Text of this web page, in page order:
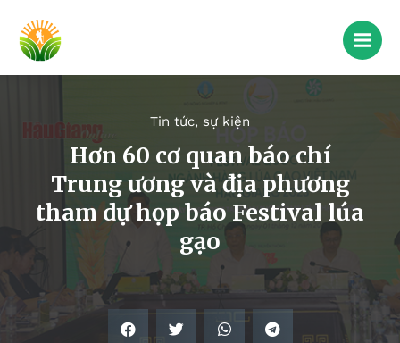
Tin tức, sự kiện
Hơn 60 cơ quan báo chí
Trung ương và địa phương
tham dự họp báo Festival lúa
gạo